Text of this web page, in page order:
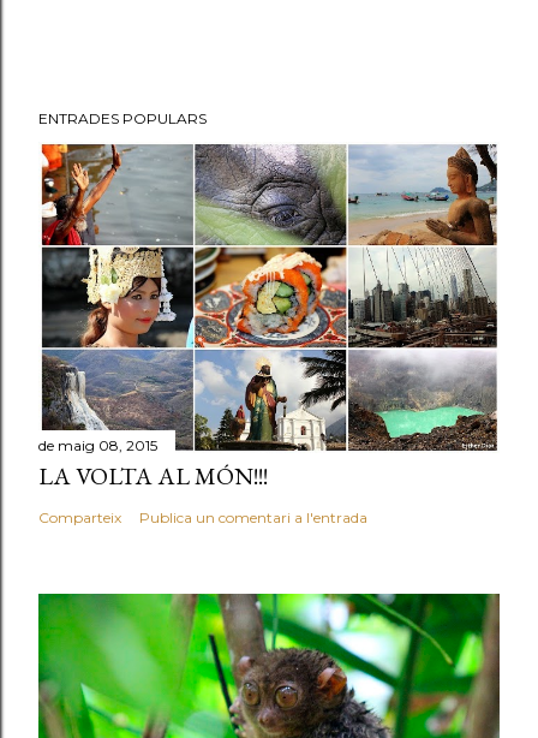
n
t
a
r
i
a
l
'
e
n
t
r
a
ENTRADES POPULARS
de maig 08, 2015
LA VOLTA AL MÓN!!!
Comparteix Publica un comentari a l'entrada